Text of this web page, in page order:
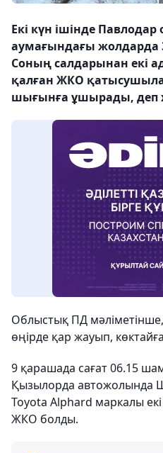
Екі күн ішінде
аумағындағы жолдарда
Соның салдарынан екі
қалған ЖКО
шығынға ұшырады, деп
Облыстық ПД
өңірде қар жауып,
9 қарашада сағат 06.15
Қызылорда автожолында
Toyota Alphard маркалы
ЖКО болды.